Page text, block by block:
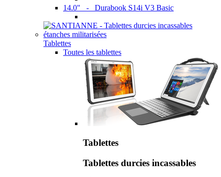
14.0" - Durabook S14i V3 Basic
Tablettes
Toutes les tablettes
Tablettes
Tablettes durcies incassables